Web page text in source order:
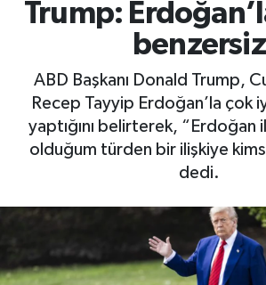
Trump:
benzersiz
ABD Başkanı Donald Trump,
Recep Tayyip Erdoğan’la çok
yaptığını belirterek, “Erdoğan
olduğum türden bir ilişkiye
dedi.